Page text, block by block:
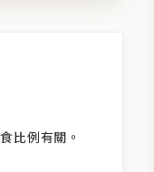
比例有關。